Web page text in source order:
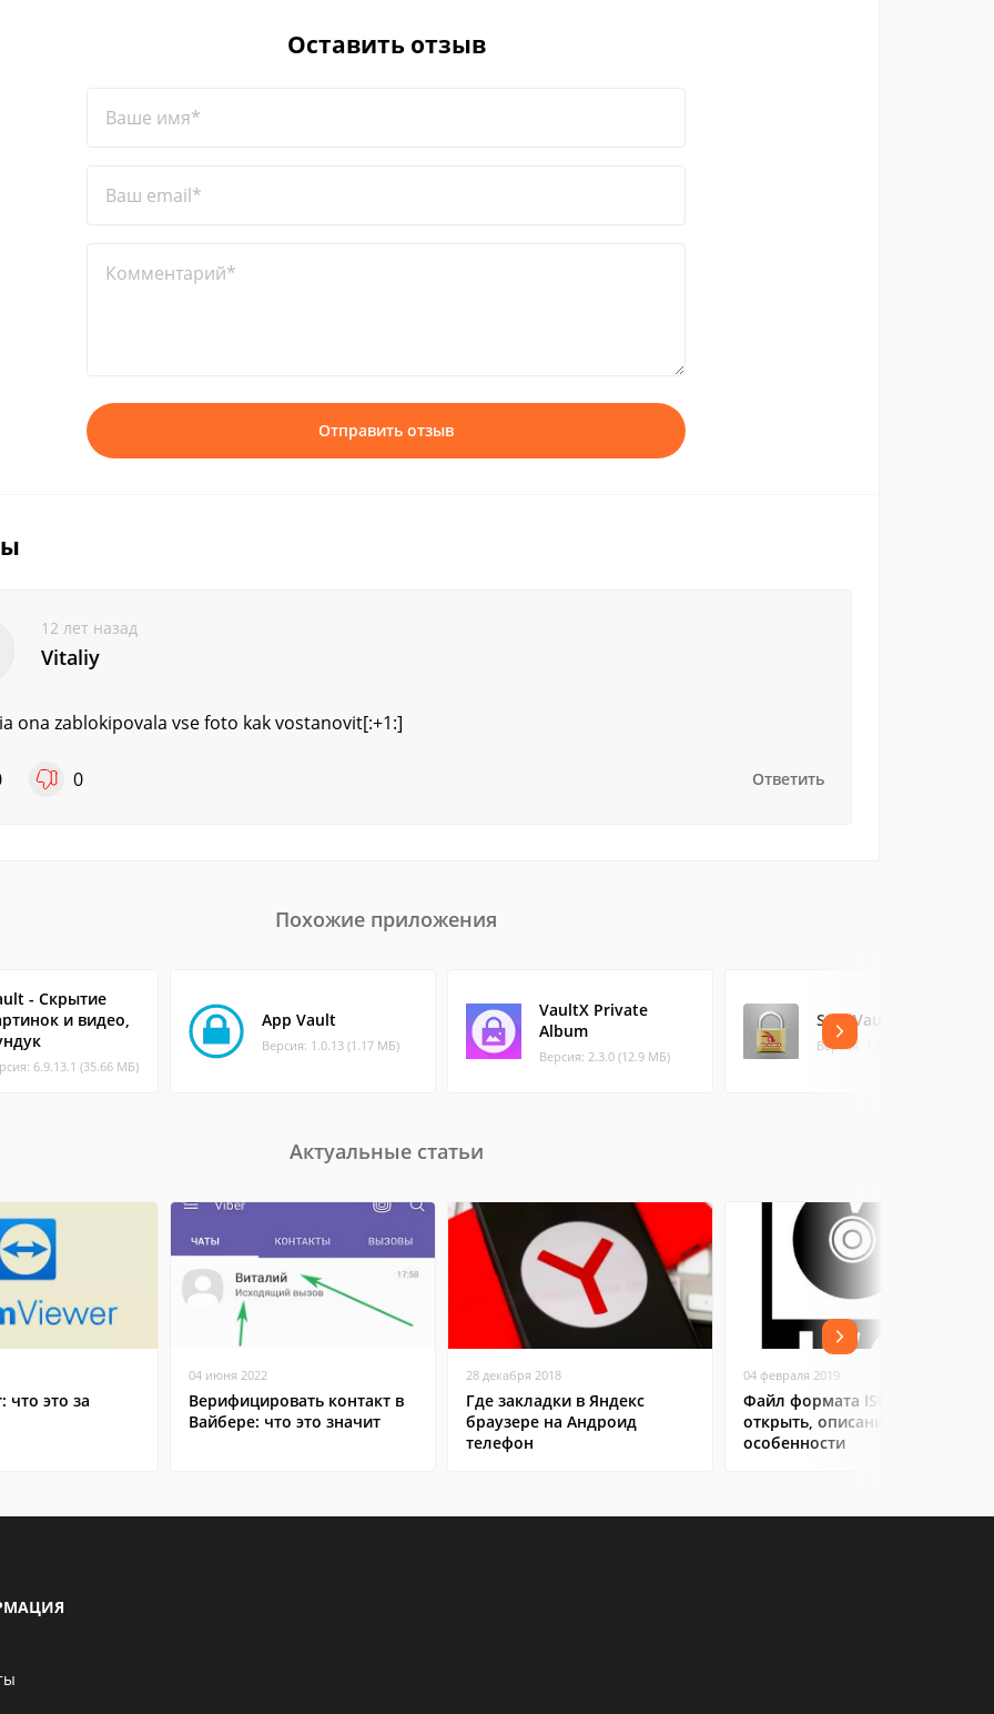
Оставить отзыв
Ваше имя*
Ваш email*
Комментарий*
Отправить отзыв
12 лет назад
Vitaliy
ona zablokipovala vse foto kak vostanovit[:+1:]
0 Ответить
Похожие приложения
- Скрытие
и видео,
6.9.13.1 (35.66 МБ)
App Vault
Версия: 1.0.13 (1.17 МБ)
VaultX Private
Album
Версия: 2.3.0 (12.9 МБ)
Safe Vault
Версия: 1.1.7 (0.36 МБ)
Актуальные статьи
что это за
04 июня 2022
Верифицировать контакт в
Вайбере: что это значит
28 декабря 2018
Где закладки в Яндекс
браузере на Андроид
телефон
04 февраля 2019
Файл формата ISO: чем
открыть, описание,
особенности